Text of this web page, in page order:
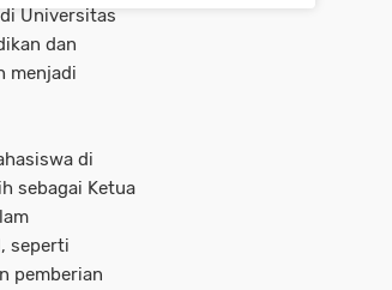
Universitas
dan
menjadi
di
sebagai Ketua
seperti
pemberian